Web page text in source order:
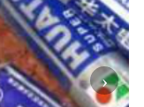
›